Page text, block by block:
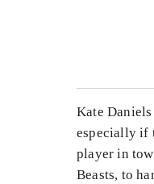
Kate
especially if
player in
Beasts, to